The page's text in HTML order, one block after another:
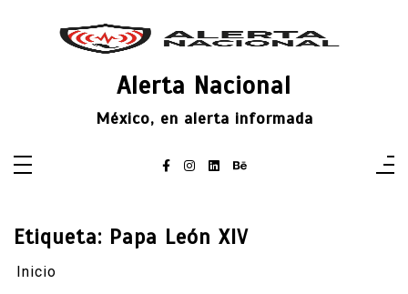
Alerta Nacional
México, en alerta informada
Etiqueta: Papa León XIV
Inicio